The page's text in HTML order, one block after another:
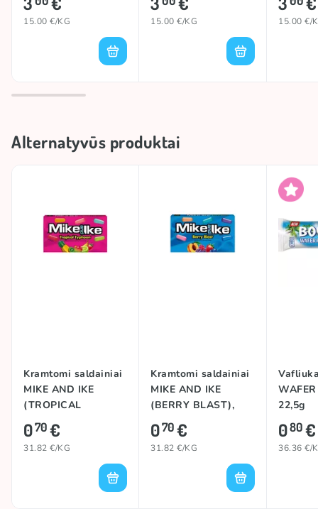
entuziastai visame pasaulyje.
15.00 €/KG 15.00 €/KG 15.00 €/
Alternatyvūs produktai
Kramtomi saldainiai
MIKE AND IKE
(TROPICAL
TYPHOON), 22g
070€
31.82 €/KG
Kramtomi saldainiai
MIKE AND IKE
(BERRY BLAST),
22g
070€
31.82 €/KG
22,5g
080€
36.36 €/